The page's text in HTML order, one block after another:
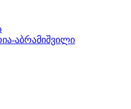
აბრამიშვილი